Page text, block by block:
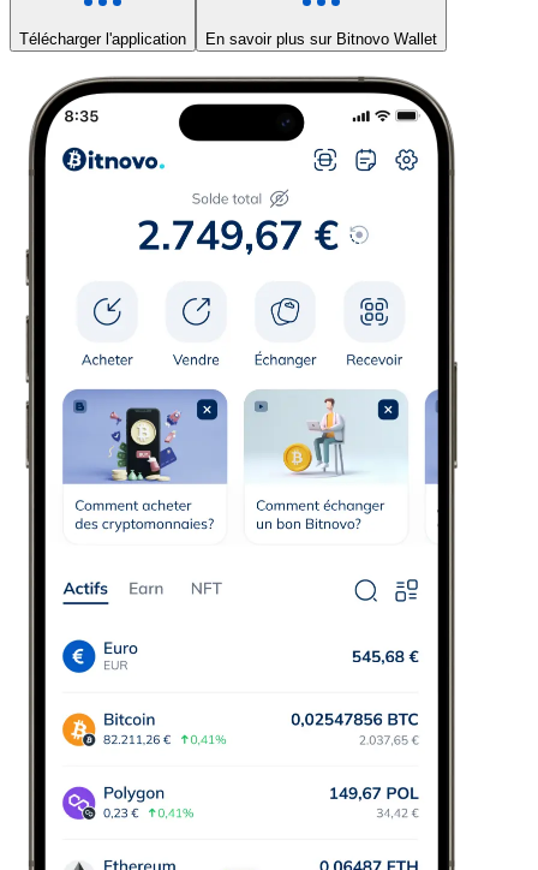
Télécharger l'application En savoir plus sur Bitnovo Wallet